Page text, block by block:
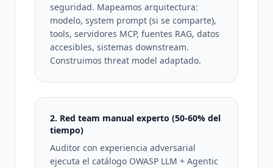
seguridad. Mapeamos arquitectura:
modelo, system prompt (si se comparte),
tools, servidores MCP, fuentes RAG, datos
accesibles, sistemas downstream.
Construimos threat model adaptado.
2. Red team manual experto (50-60% del
tiempo)
Auditor con experiencia adversarial
ejecuta el catálogo OWASP LLM + Agentic